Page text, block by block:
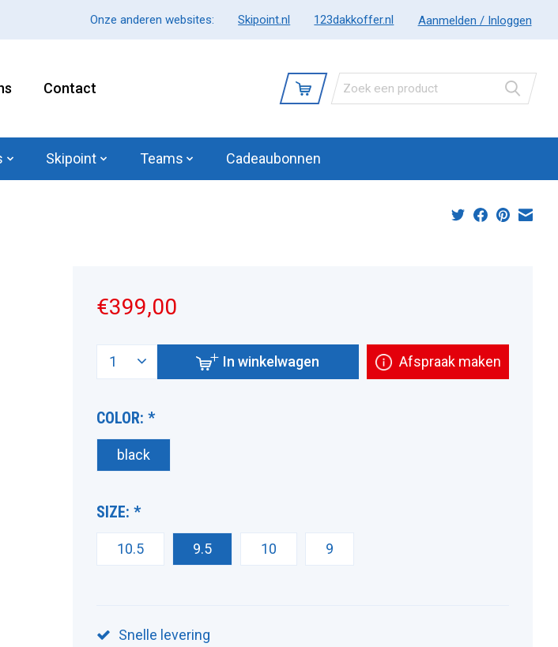
Onze anderen websites: Skipoint.nl 123dakkoffer.nl Aanmelden / Inloggen
Contact
Skipoint Teams Cadeaubonnen
€399,00
In winkelwagen Afspraak maken
COLOR: *
black
SIZE: *
10.5 9.5 10 9
Snelle levering